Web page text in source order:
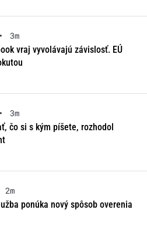
•
3m
vraj vyvolávajú závislosť. EÚ
•
3m
čo si s kým píšete, rozhodol
2m
ponúka nový spôsob overenia